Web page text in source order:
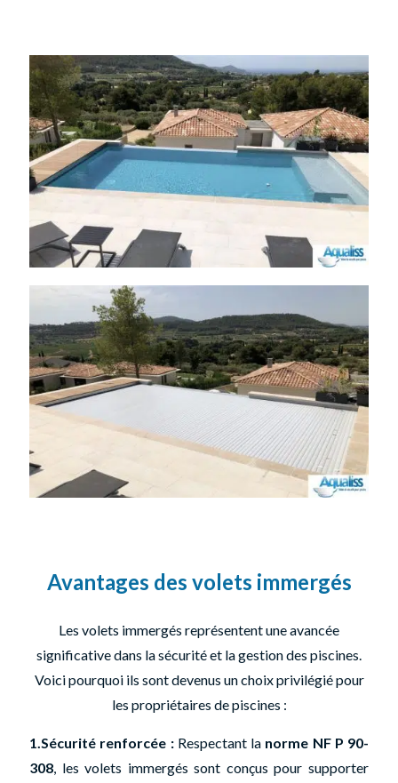
Avantages des volets immergés
Les volets immergés représentent une avancée
significative dans la sécurité et la gestion des piscines.
Voici pourquoi ils sont devenus un choix privilégié pour
les propriétaires de piscines :
1.Sécurité renforcée :Respectant la norme NF P 90-
308 , les volets immergés sont conçus pour supporter